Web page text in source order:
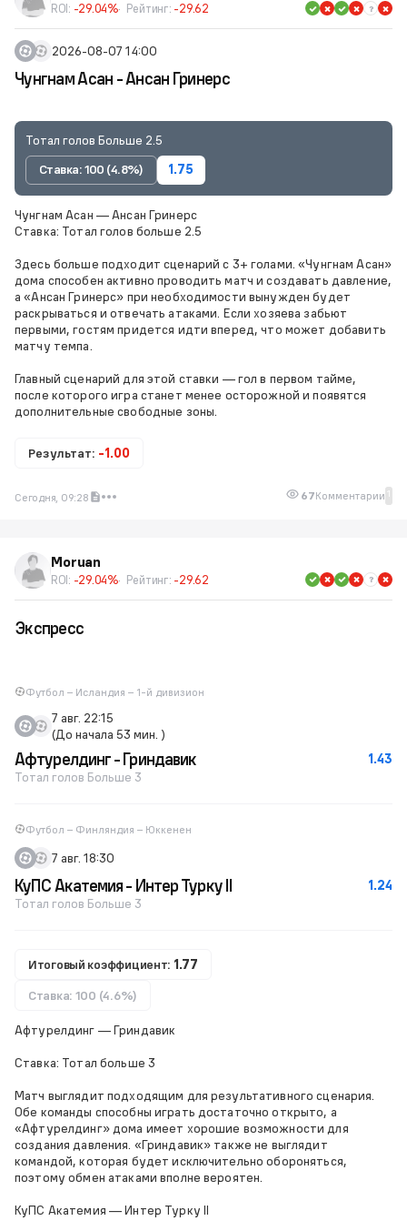
ROI: -29.04% Рейтинг: -29.62
2026-08-07 14:00
Чунгнам Асан - Ансан Гринерс
Тотал голов Больше 2.5
Ставка: 100 (4.8%)
1.75
Чунгнам Асан — Ансан Гринерс
Ставка: Тотал голов больше 2.5
Здесь больше подходит сценарий с 3+ голами. «Чунгнам Асан»
дома способен активно проводить матч и создавать давление,
а «Ансан Гринерс» при необходимости вынужден будет
раскрываться и отвечать атаками. Если хозяева забьют
первыми, гостям придется идти вперед, что может добавить
матчу темпа.
Главный сценарий для этой ставки — гол в первом тайме,
после которого игра станет менее осторожной и появятся
дополнительные свободные зоны.
Результат: -1.00
Сегодня, 09:28 67Комментарии 1
Moruan
ROI: -29.04% Рейтинг: -29.62
Экспресс
Футбол – Исландия – 1-й дивизион
7 авг. 22:15
(До начала 53 мин. )
1.43
Афтурелдинг - Гриндавик
Тотал голов Больше 3
Футбол – Финляндия – Юккенен
7 авг. 18:30
1.24
КуПС Акатемия - Интер Турку II
Тотал голов Больше 3
Итоговый коэффициент: 1.77
Ставка: 100 (4.6%)
Афтурелдинг — Гриндавик
Ставка: Тотал больше 3
Матч выглядит подходящим для результативного сценария.
Обе команды способны играть достаточно открыто, а
«Афтурелдинг» дома имеет хорошие возможности для
создания давления. «Гриндавик» также не выглядит
командой, которая будет исключительно обороняться,
поэтому обмен атаками вполне вероятен.
КуПС Акатемия — Интер Турку II